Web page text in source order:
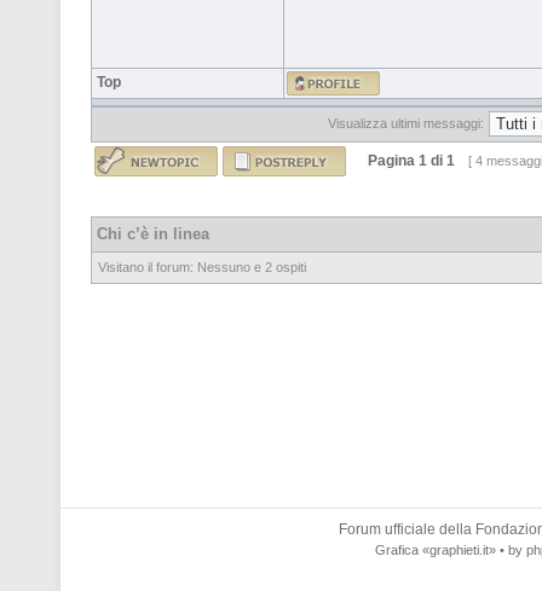
Top
Visualizza ultimi messaggi:
Pagina 1 di 1 [ 4
Chi c’è in linea
Visitano il forum: Nessuno e 2 ospiti
Forum ufficiale della
Grafica «graphieti.it» • by